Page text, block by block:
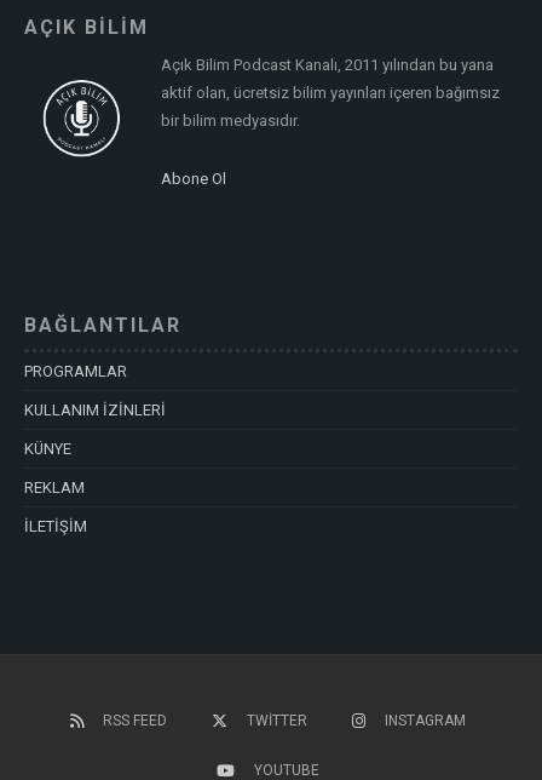
AÇIK BİLİM
Açık Bilim Podcast Kanalı, 2011 yılından bu yana
aktif olan, ücretsiz bilim yayınları içeren bağımsız
bir bilim medyasıdır.
Abone Ol
BAĞLANTILAR
PROGRAMLAR
KULLANIM İZİNLERİ
KÜNYE
REKLAM
İLETİŞİM
RSS FEED TWITTER INSTAGRAM
YOUTUBE